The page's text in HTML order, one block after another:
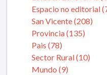
Espacio no editorial
San Vicente (208)
Provincia (135)
Pais (78)
Sector Rural (10)
Mundo (9)